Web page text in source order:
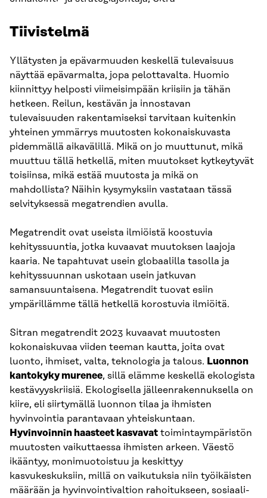
Tiivistelmä
Yllätysten ja epävarmuuden keskellä tulevaisuus
näyttää epävarmalta, jopa pelottavalta. Huomio
kiinnittyy helposti viimeisimpään kriisiin ja tähän
hetkeen. Reilun, kestävän ja innostavan
tulevaisuuden rakentamiseksi tarvitaan kuitenkin
yhteinen ymmärrys muutosten kokonaiskuvasta
pidemmällä aikavälillä. Mikä on jo muuttunut, mikä
muuttuu tällä hetkellä, miten muutokset kytkeytyvät
toisiinsa, mikä estää muutosta ja mikä on
mahdollista? Näihin kysymyksiin vastataan tässä
selvityksessä megatrendien avulla.
Megatrendit ovat useista ilmiöistä koostuvia
kehityssuuntia, jotka kuvaavat muutoksen laajoja
kaaria. Ne tapahtuvat usein globaalilla tasolla ja
kehityssuunnan uskotaan usein jatkuvan
samansuuntaisena. Megatrendit tuovat esiin
ympärillämme tällä hetkellä korostuvia ilmiöitä.
Sitran megatrendit 2023 kuvaavat muutosten
kokonaiskuvaa viiden teeman kautta, joita ovat
luonto, ihmiset, valta, teknologia ja talous. Luonnon
kantokyky murenee, sillä elämme keskellä ekologista
kestävyyskriisiä. Ekologisella jälleenrakennuksella on
kiire, eli siirtymällä luonnon tilaa ja ihmisten
hyvinvointia parantavaan yhteiskuntaan.
Hyvinvoinnin haasteet kasvavat toimintaympäristön
muutosten vaikuttaessa ihmisten arkeen. Väestö
ikääntyy, monimuotoistuu ja keskittyy
kasvukeskuksiin, millä on vaikutuksia niin työikäisten
määrään ja hyvinvointivaltion rahoitukseen, sosiaali-